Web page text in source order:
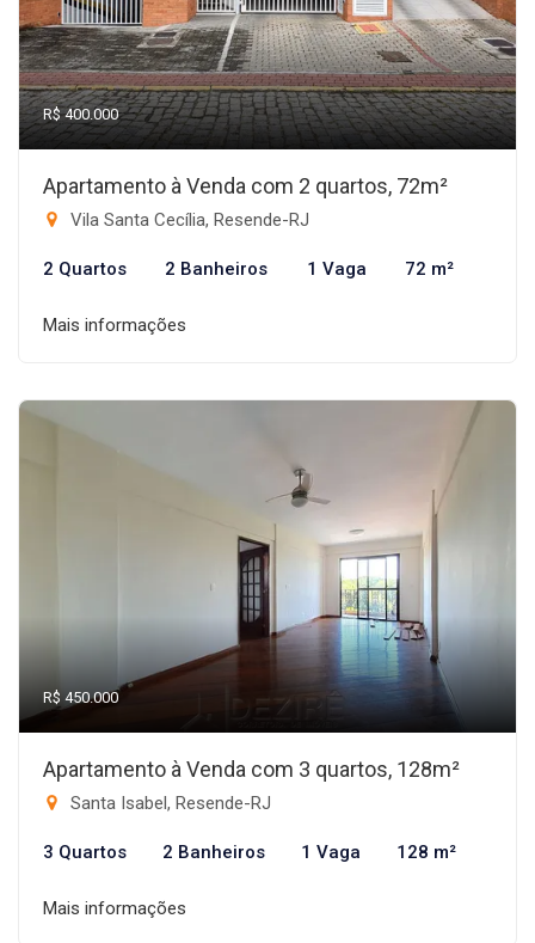
R$ 400.000
Apartamento à Venda com 2 quartos, 72m²
Vila Santa Cecília, Resende-RJ
2 Quartos 2 Banheiros 1 Vaga 72 m²
Mais informações
R$ 450.000
Apartamento à Venda com 3 quartos, 128m²
Santa Isabel, Resende-RJ
3 Quartos 2 Banheiros 1 Vaga 128 m²
Mais informações